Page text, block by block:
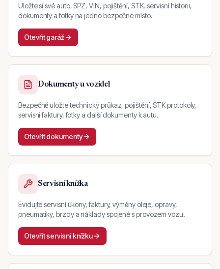
Uložte si své auto, SPZ, VIN, pojištění, STK, servisní historii,
dokumenty a fotky na jedno bezpečné místo.
Otevřít garáž
Dokumenty u vozidel
Bezpečně uložte technický průkaz, pojištění, STK protokoly,
servisní faktury, fotky a další dokumenty k autu.
Otevřít dokumenty
Servisní knížka
Evidujte servisní úkony, faktury, výměny oleje, opravy,
pneumatiky, brzdy a náklady spojené s provozem vozu.
Otevřít servisní knížku